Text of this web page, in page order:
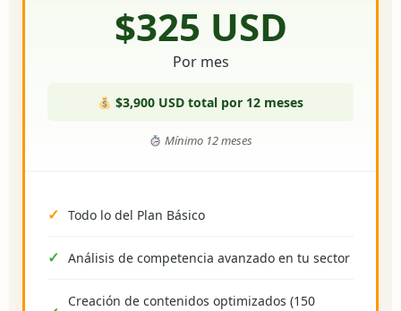
$325 USD
Por mes
$3,900 USD total por 12 meses
Mínimo 12 meses
Todo lo del Plan Básico
Análisis de competencia avanzado en tu sector
Creación de contenidos optimizados (150